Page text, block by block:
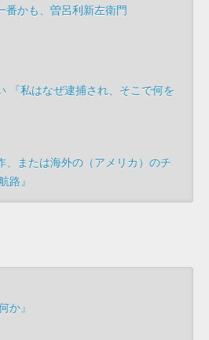
番かも、曽呂利新左衛門
『私はなぜ逮捕され、そこで何を
、または海外の（アメリカ）のチ
路』
か』